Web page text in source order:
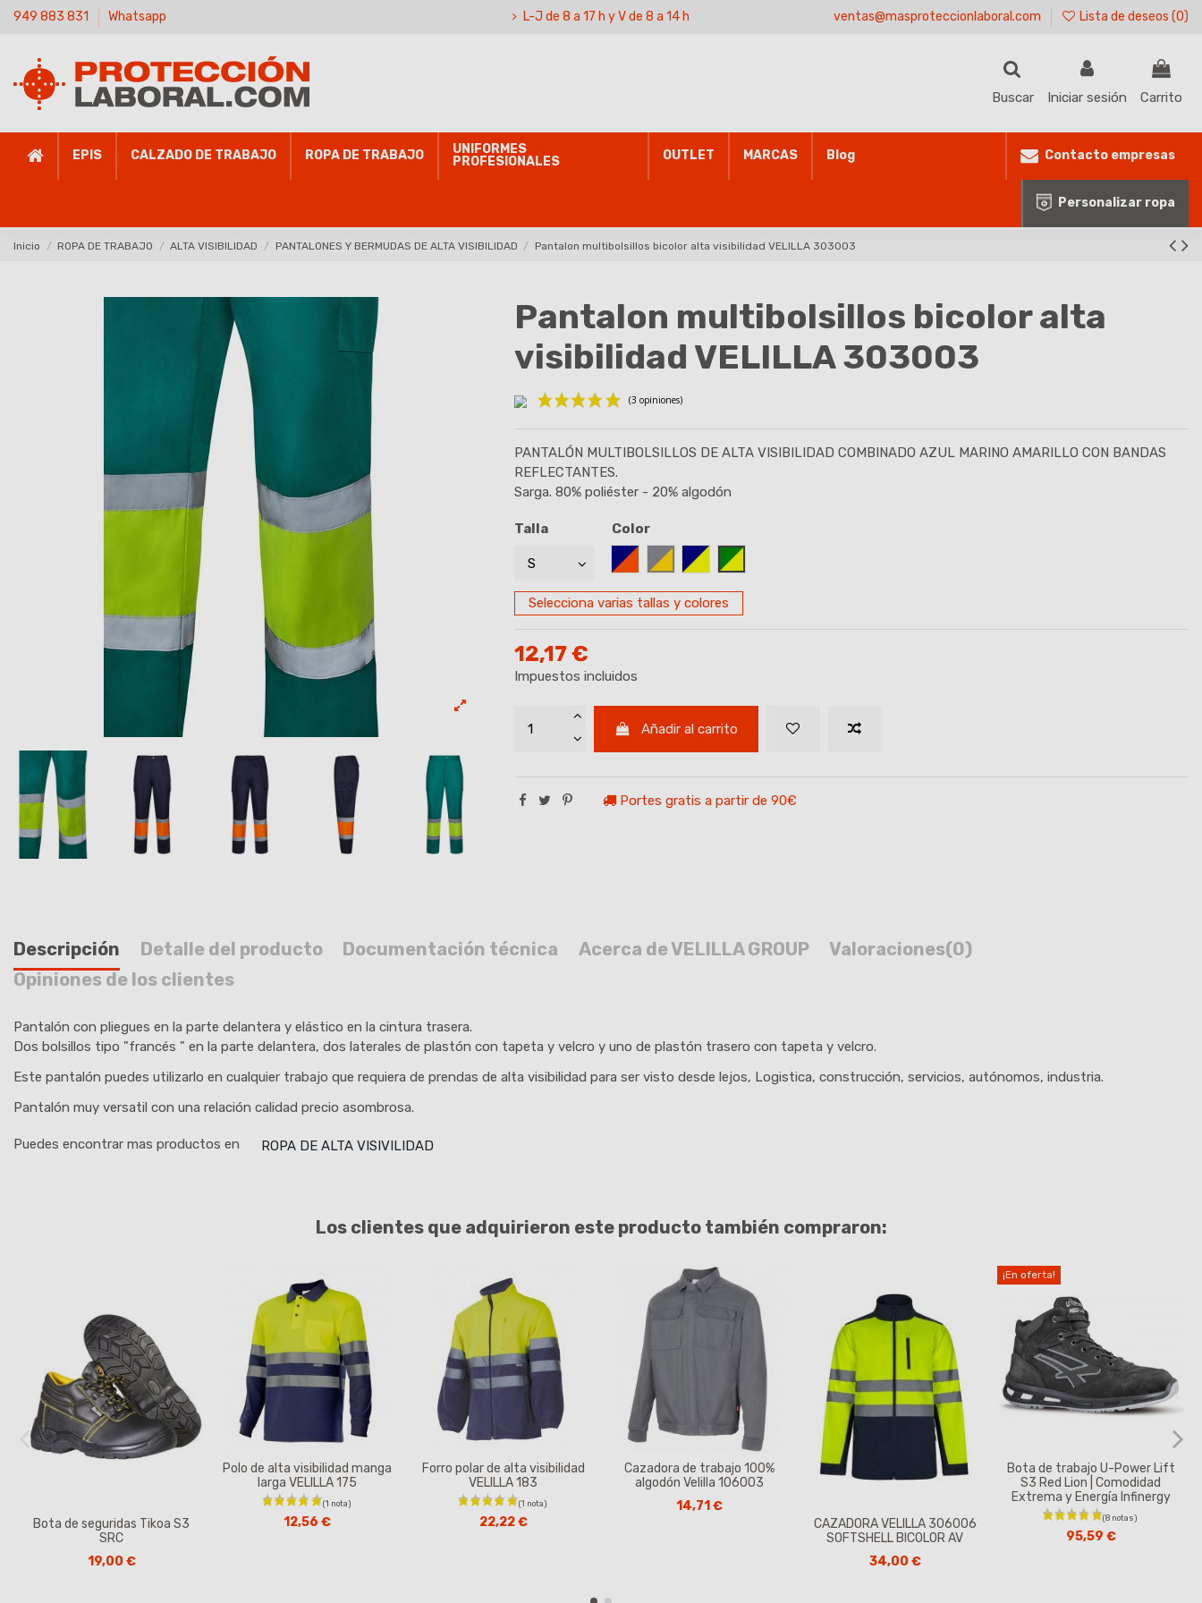
949 883 831 Whatsapp L-J de 8 a 17 h y V de 8 a 14 h ventas@masproteccionlaboral.com Lista de deseos (0)
Buscar Iniciar sesión Carrito
EPIS CALZADO DE TRABAJO ROPA DE TRABAJO
UNIFORMES
PROFESIONALES
OUTLET MARCAS Blog Contacto empresas
Personalizar ropa
Inicio ROPA DE TRABAJO ALTA VISIBILIDAD PANTALONES Y BERMUDAS DE ALTA VISIBILIDAD Pantalon multibolsillos bicolor alta visibilidad VELILLA 303003
Pantalon multibolsillos bicolor alta
visibilidad VELILLA 303003
PANTALÓN MULTIBOLSILLOS DE ALTA VISIBILIDAD COMBINADO AZUL MARINO AMARILLO CON BANDAS
REFLECTANTES.
Sarga. 80% poliéster - 20% algodón
Talla
Color
AZUL MARINO/NARANJA
GRIS-AMARILLO
MARINO/AMARILLO
VERDE/AMARILLO
Selecciona varias tallas y colores
12,17 €
Impuestos incluidos
Añadir al carrito
Portes gratis a partir de 90€
Descripción Detalle del producto Documentación técnica Acerca de VELILLA GROUP Valoraciones(0)
Opiniones de los clientes
Pantalón con pliegues en la parte delantera y elástico en la cintura trasera.
Dos bolsillos tipo "francés " en la parte delantera, dos laterales de plastón con tapeta y velcro y uno de plastón trasero con tapeta y velcro.
Este pantalón puedes utilizarlo en cualquier trabajo que requiera de prendas de alta visibilidad para ser visto desde lejos, Logistica, construcción, servicios, autónomos, industria.
Pantalón muy versatil con una relación calidad precio asombrosa.
Puedes encontrar mas productos en ROPA DE ALTA VISIVILIDAD
Los clientes que adquirieron este producto también compraron:
Bota de seguridas Tikoa S3
SRC
19,00 €
Polo de alta visibilidad manga
larga VELILLA 175
12,56 €
Forro polar de alta visibilidad
VELILLA 183
22,22 €
Cazadora de trabajo 100%
algodón Velilla 106003
14,71 €
CAZADORA VELILLA 306006
SOFTSHELL BICOLOR AV
34,00 €
¡En oferta!
Bota de trabajo U-Power Lift
S3 Red Lion | Comodidad
Extrema y Energía Infinergy
95,59 €